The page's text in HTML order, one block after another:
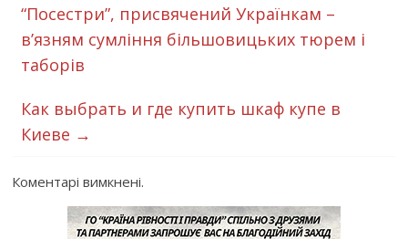
“Посестри”, присвячений Українкам –
в’язням сумління більшовицьких тюрем і
таборів
Как выбрать и где купить шкаф купе в
Киеве →
Коментарі вимкнені.